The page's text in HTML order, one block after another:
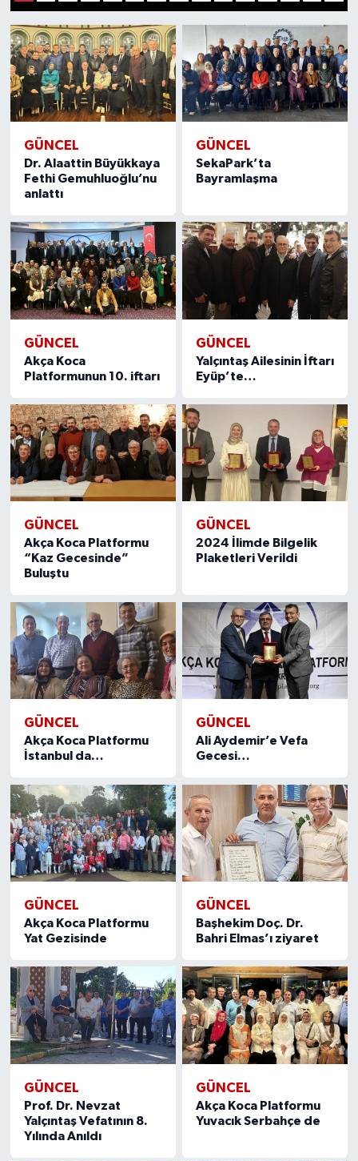
GÜNCEL
Dr. Alaattin Büyükkaya
Fethi Gemuhluoğlu’nu
anlattı
GÜNCEL
SekaPark’ta
Bayramlaşma
GÜNCEL
Akça Koca
Platformunun 10. iftarı
GÜNCEL
Yalçıntaş Ailesinin İftarı
Eyüp’te…
GÜNCEL
Akça Koca Platformu
“Kaz Gecesinde”
Buluştu
GÜNCEL
2024 İlimde Bilgelik
Plaketleri Verildi
GÜNCEL
Akça Koca Platformu
İstanbul da…
GÜNCEL
Ali Aydemir’e Vefa
Gecesi…
GÜNCEL
Akça Koca Platformu
Yat Gezisinde
GÜNCEL
Başhekim Doç. Dr.
Bahri Elmas’ı ziyaret
GÜNCEL
Prof. Dr. Nevzat
Yalçıntaş Vefatının 8.
Yılında Anıldı
GÜNCEL
Akça Koca Platformu
Yuvacık Serbahçe de
Yönetim Kurulu
Yüksek İstişare Kurulu
Sanat